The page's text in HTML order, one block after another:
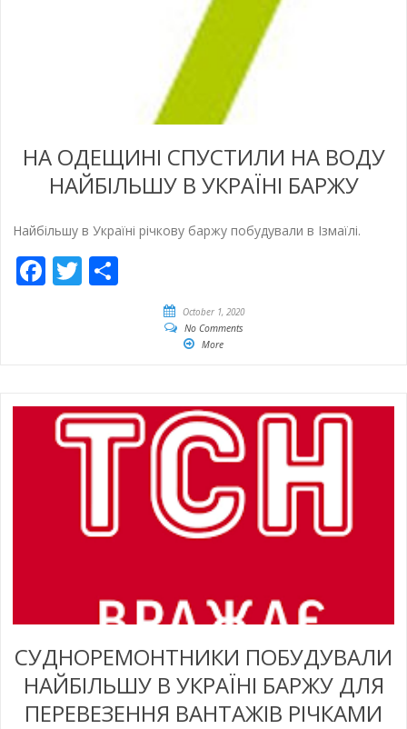
НА ОДЕЩИНІ СПУСТИЛИ НА ВОДУ
НАЙБІЛЬШУ В УКРАЇНІ БАРЖУ
Найбільшу в Україні річкову баржу побудували в Ізмаїлі.
Facebook
Twitter
October 1, 2020
No Comments
More
СУДНОРЕМОНТНИКИ ПОБУДУВАЛИ
НАЙБІЛЬШУ В УКРАЇНІ БАРЖУ ДЛЯ
ПЕРЕВЕЗЕННЯ ВАНТАЖІВ РІЧКАМИ